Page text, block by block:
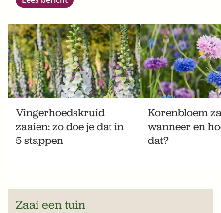
Vingerhoedskruid
zaaien: zo doe je dat in
5 stappen
Korenbloem
wanneer en
dat?
Zaai een tuin